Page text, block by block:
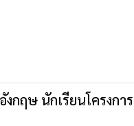
กฤษ นักเรียนโครงกา